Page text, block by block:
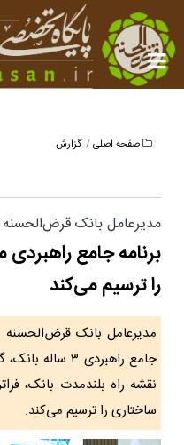
صفحه اصلی گزارش
مدیرعامل بانک قرض‌الحسنه
برنامه جامع
را ترسیم می‌کند
مدیرعامل بانک قرض‌الحسنه
جامع راهبردی ۳
نقشه راه بلندمدت بانک،
ساختاری را ترسیم می‌کند.